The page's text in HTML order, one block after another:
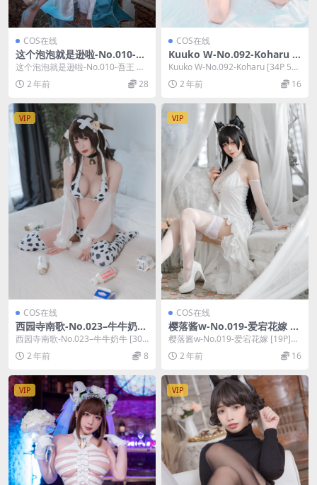
COS在线
这个泡泡就是逊啦-No.010-吾
王 礼服英灵正装 [14P]
这个泡泡就是逊啦-No.010-吾王 礼
服英灵正装 [14P]，这个泡泡就是逊
啦...2 年前 28
COS在线
Kuuko W-No.092-Koharu [3
4P 5V]
Kuuko W-No.092-Koharu [34P 5
V]，Kuuko W在线...
2 年前 16
VIP
COS在线
西园寺南歌-No.023–牛牛奶牛
[30P]
西园寺南歌-No.023–牛牛奶牛 [30
P]，西园寺南歌在线作品导航：西
园寺南...
2 年前 8
VIP
COS在线
樱落酱w-No.019-爱宕花嫁 [1
9P]
樱落酱w-No.019-爱宕花嫁 [19P]，
樱落酱w在线作品导航：樱落酱w套
图...2 年前 16
VIP VIP